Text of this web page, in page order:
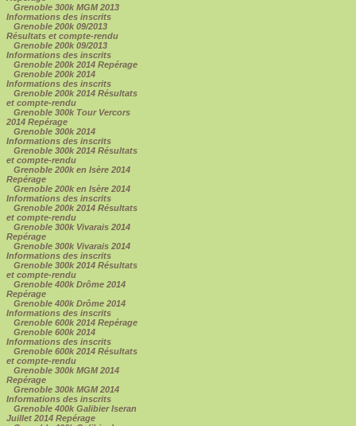
Grenoble 300k MGM 2013
Informations des inscrits
Grenoble 200k 09/2013
Résultats et compte-rendu
Grenoble 200k 09/2013
Informations des inscrits
Grenoble 200k 2014 Repérage
Grenoble 200k 2014
Informations des inscrits
Grenoble 200k 2014 Résultats
et compte-rendu
Grenoble 300k Tour Vercors
2014 Repérage
Grenoble 300k 2014
Informations des inscrits
Grenoble 300k 2014 Résultats
et compte-rendu
Grenoble 200k en Isère 2014
Repérage
Grenoble 200k en Isère 2014
Informations des inscrits
Grenoble 200k 2014 Résultats
et compte-rendu
Grenoble 300k Vivarais 2014
Repérage
Grenoble 300k Vivarais 2014
Informations des inscrits
Grenoble 300k 2014 Résultats
et compte-rendu
Grenoble 400k Drôme 2014
Repérage
Grenoble 400k Drôme 2014
Informations des inscrits
Grenoble 600k 2014 Repérage
Grenoble 600k 2014
Informations des inscrits
Grenoble 600k 2014 Résultats
et compte-rendu
Grenoble 300k MGM 2014
Repérage
Grenoble 300k MGM 2014
Informations des inscrits
Grenoble 400k Galibier Iseran
Juillet 2014 Repérage